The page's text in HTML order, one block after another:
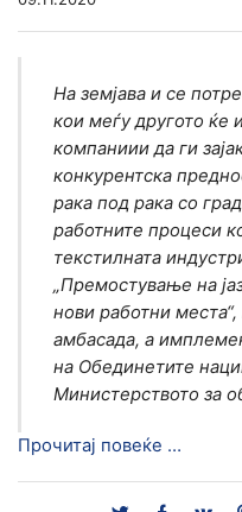
На земјава и се
кои меѓу другото ќе
компаниии да ги
конкурентска
рака под рака со
работните процеси
текстилната
„Премостување на
нови работни
амбасада, а
на Обединетите
Министерството за
Прочитај повеќе …